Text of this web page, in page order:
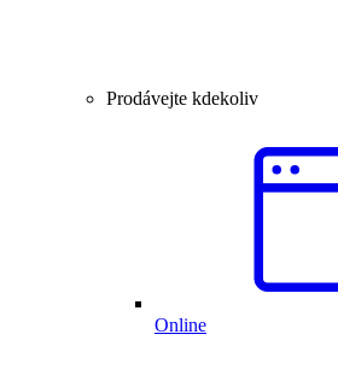
Prodávejte kdekoliv
Online